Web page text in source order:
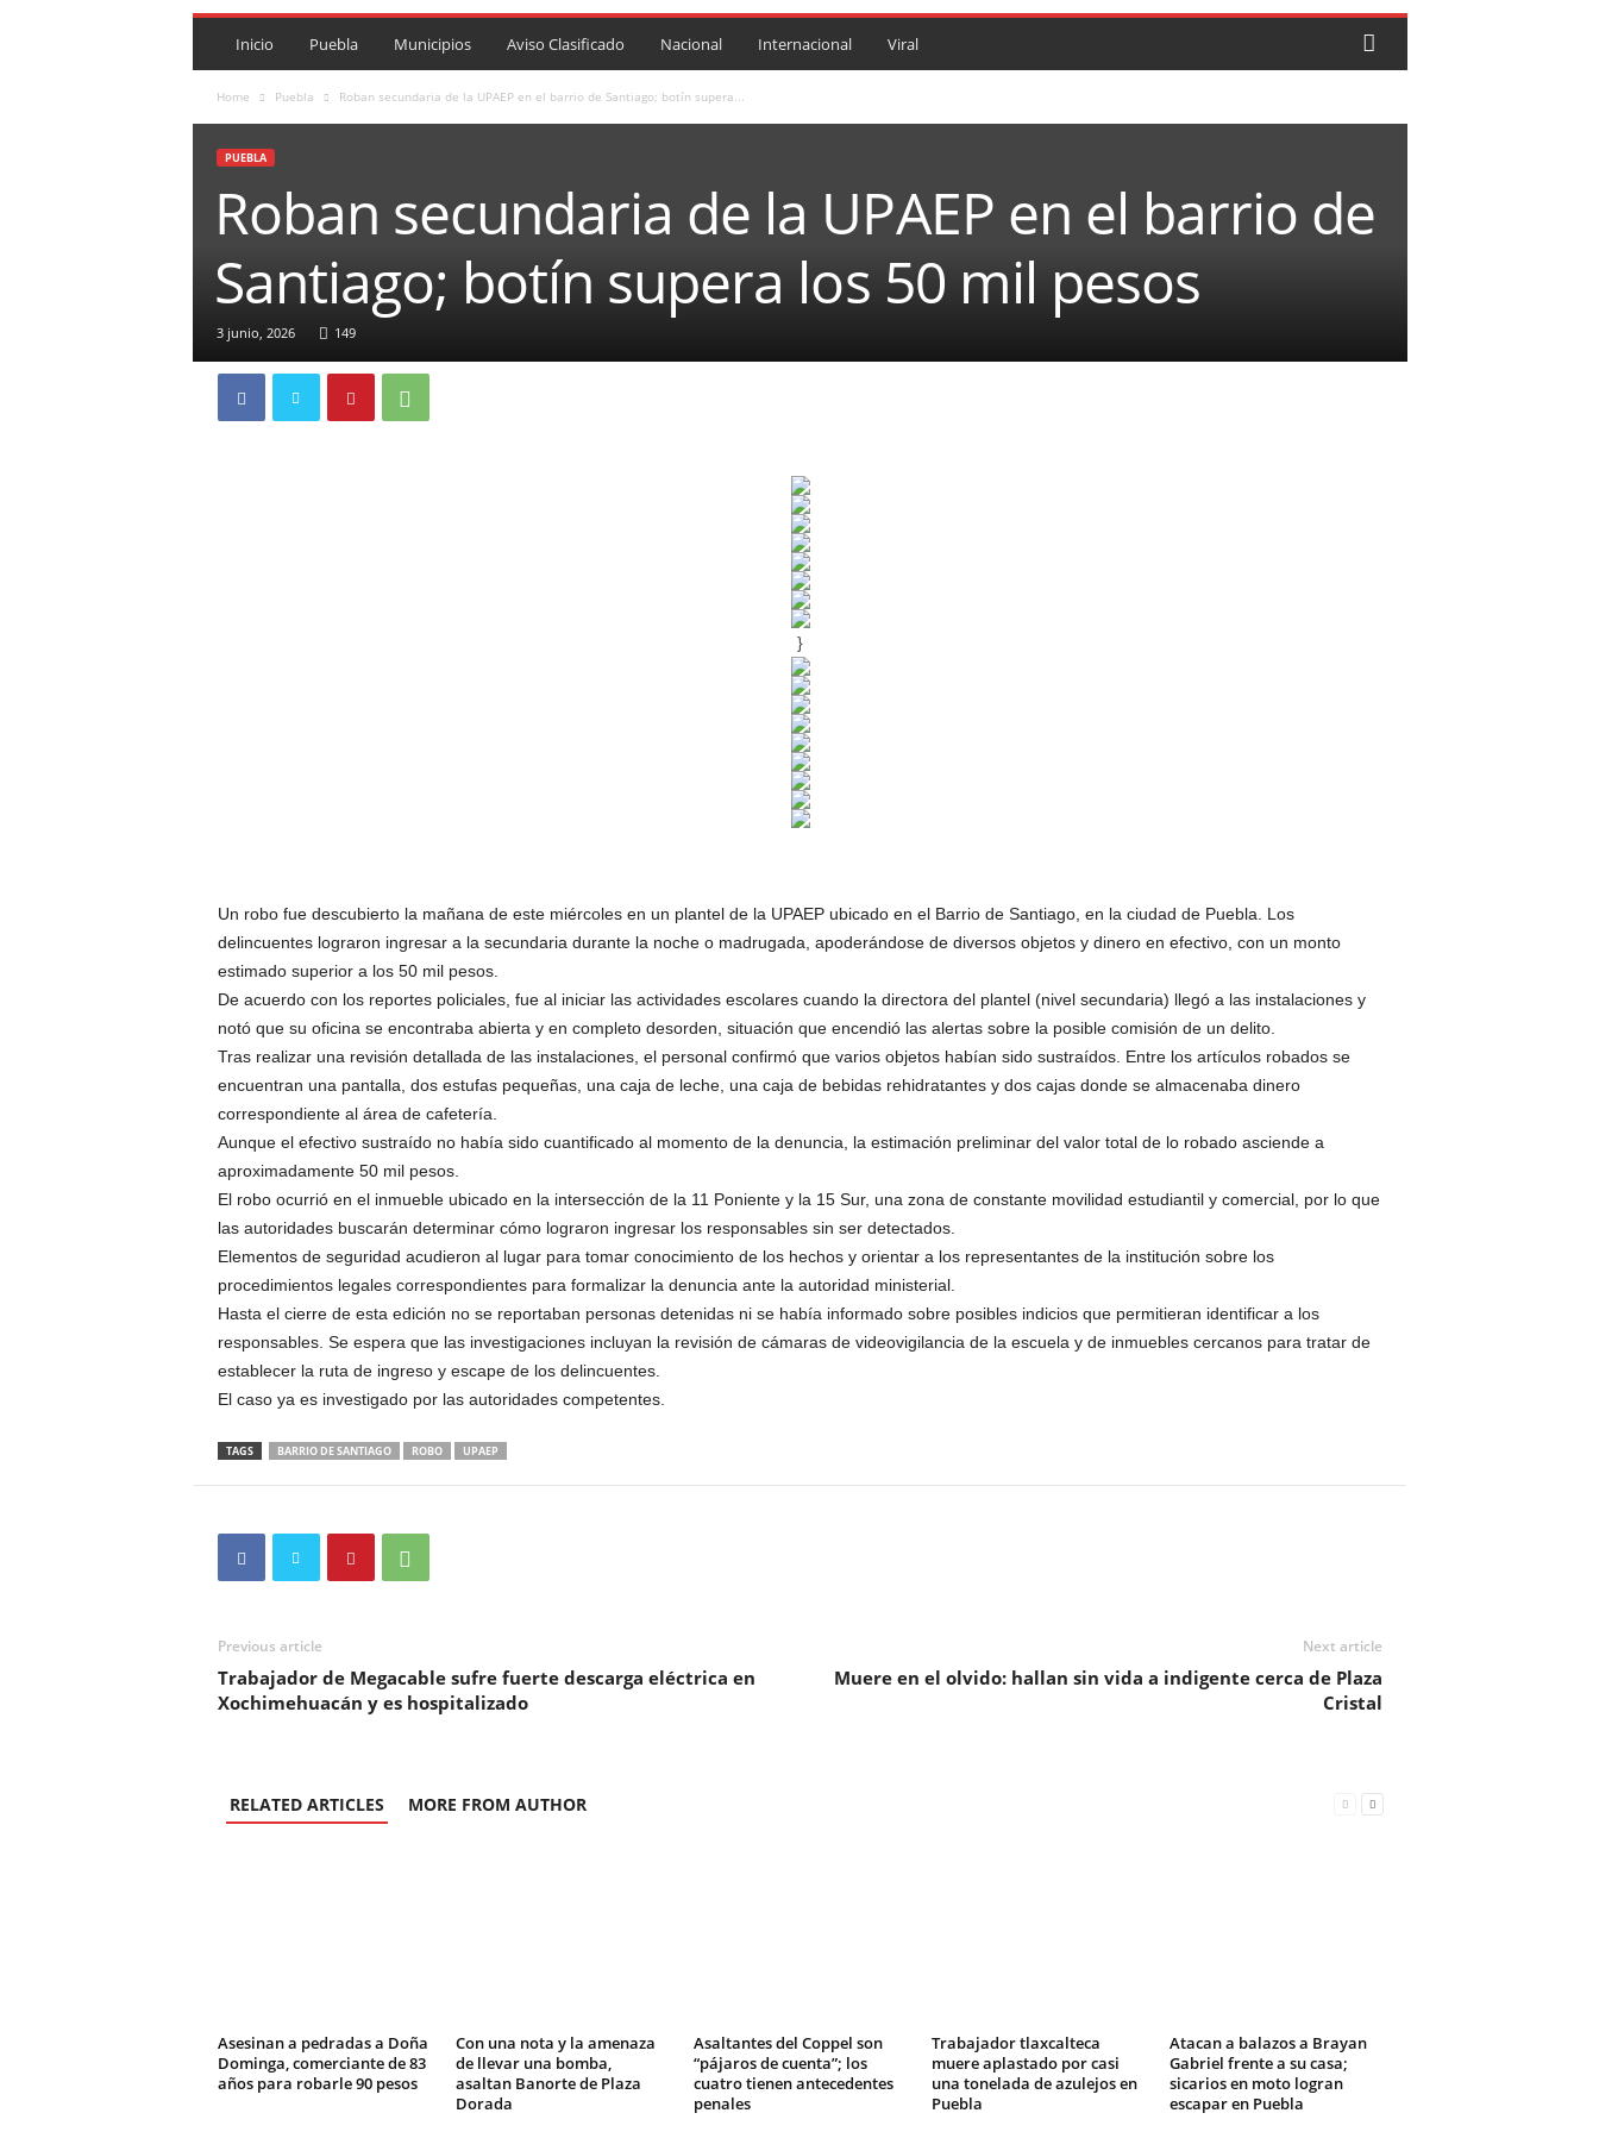
P
Inicio Puebla Municipios Aviso Clasificado Nacional Internacional Viral
Home Puebla Roban secundaria de la UPAEP en el barrio de Santiago; botín supera...
PUEBLA
Roban secundaria de la UPAEP en el barrio de
Santiago; botín supera los 50 mil pesos
3 junio, 2026 149
}
Un robo fue descubierto la mañana de este miércoles en un plantel de la UPAEP ubicado en el Barrio de Santiago, en la ciudad de Puebla. Los
delincuentes lograron ingresar a la secundaria durante la noche o madrugada, apoderándose de diversos objetos y dinero en efectivo, con un monto
estimado superior a los 50 mil pesos.
De acuerdo con los reportes policiales, fue al iniciar las actividades escolares cuando la directora del plantel (nivel secundaria) llegó a las instalaciones y
notó que su oficina se encontraba abierta y en completo desorden, situación que encendió las alertas sobre la posible comisión de un delito.
Tras realizar una revisión detallada de las instalaciones, el personal confirmó que varios objetos habían sido sustraídos. Entre los artículos robados se
encuentran una pantalla, dos estufas pequeñas, una caja de leche, una caja de bebidas rehidratantes y dos cajas donde se almacenaba dinero
correspondiente al área de cafetería.
Aunque el efectivo sustraído no había sido cuantificado al momento de la denuncia, la estimación preliminar del valor total de lo robado asciende a
aproximadamente 50 mil pesos.
El robo ocurrió en el inmueble ubicado en la intersección de la 11 Poniente y la 15 Sur, una zona de constante movilidad estudiantil y comercial, por lo que
las autoridades buscarán determinar cómo lograron ingresar los responsables sin ser detectados.
Elementos de seguridad acudieron al lugar para tomar conocimiento de los hechos y orientar a los representantes de la institución sobre los
procedimientos legales correspondientes para formalizar la denuncia ante la autoridad ministerial.
Hasta el cierre de esta edición no se reportaban personas detenidas ni se había informado sobre posibles indicios que permitieran identificar a los
responsables. Se espera que las investigaciones incluyan la revisión de cámaras de videovigilancia de la escuela y de inmuebles cercanos para tratar de
establecer la ruta de ingreso y escape de los delincuentes.
El caso ya es investigado por las autoridades competentes.
TAGS BARRIO DE SANTIAGO ROBO UPAEP
Previous article
Trabajador de Megacable sufre fuerte descarga eléctrica en
Xochimehuacán y es hospitalizado
Next article
Muere en el olvido: hallan sin vida a indigente cerca de Plaza
Cristal
RELATED ARTICLES MORE FROM AUTHOR
Asesinan a pedradas a Doña
Dominga, comerciante de 83
años para robarle 90 pesos
Con una nota y la amenaza
de llevar una bomba,
asaltan Banorte de Plaza
Dorada
Asaltantes del Coppel son
“pájaros de cuenta”; los
cuatro tienen antecedentes
penales
Trabajador tlaxcalteca
muere aplastado por casi
una tonelada de azulejos en
Puebla
Atacan a balazos a Brayan
Gabriel frente a su casa;
sicarios en moto logran
escapar en Puebla